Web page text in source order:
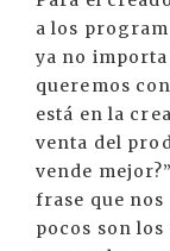
a los
ya no
queremos
está en la
venta del
vende
frase que nos
pocos son